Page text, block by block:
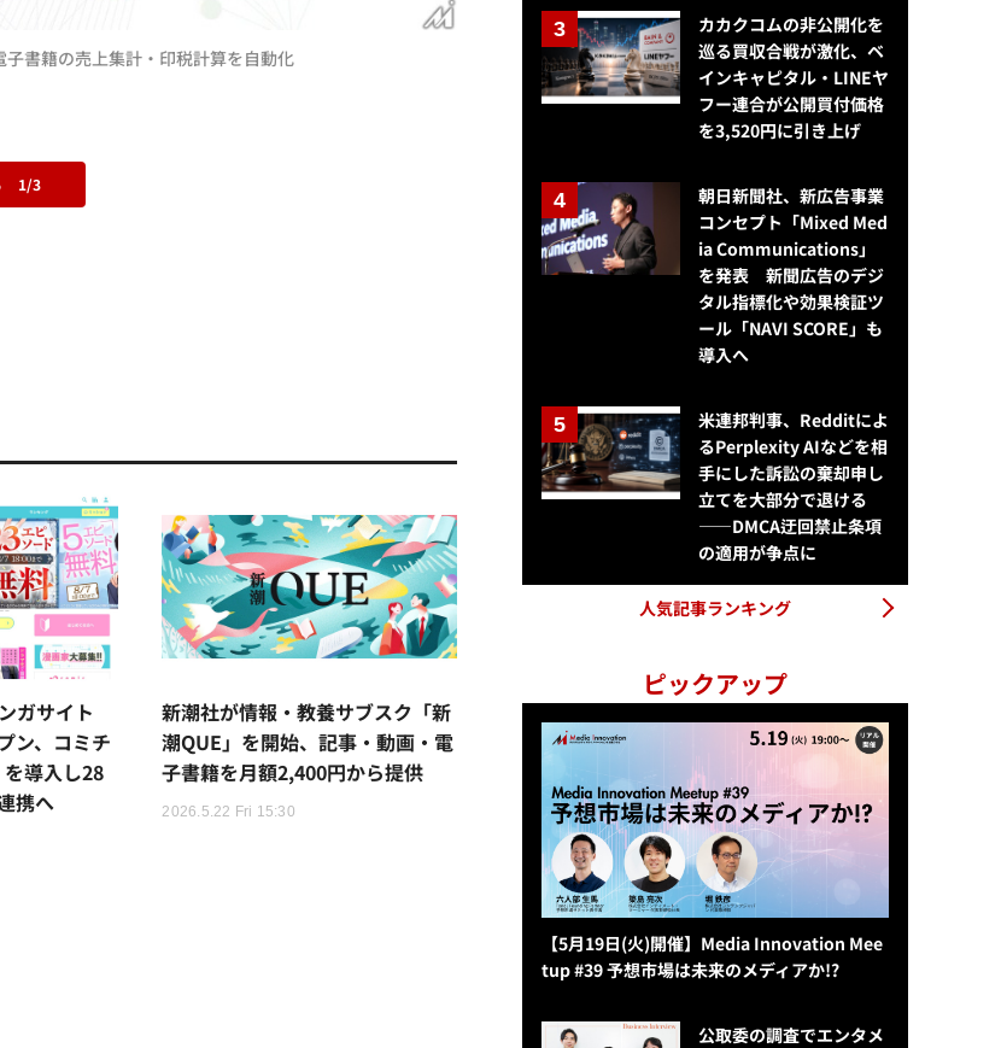
書籍の売上集計・印税計算を自動化
ブックリスタが出版社向けDX支援サービス「Listia」を提供開始、電
1/3
ガサイト
ン、コミチ
導入し28
携へ
新潮社が情報・教養サブスク「新
潮QUE」を開始、記事・動画・電
子書籍を月額2,400円から提供
2026.5.22 Fri 15:30
カカクコムの非公開化を
巡る買収合戦が激化、ベ
インキャピタル・LINEヤ
フー連合が公開買付価格
を3,520円に引き上げ
朝日新聞社、新広告事業
コンセプト「Mixed Med
ia Communications」
を発表 新聞広告のデジ
タル指標化や効果検証ツ
ール「NAVI SCORE」も
導入へ
米連邦判事、Redditによ
るPerplexity AIなどを相
手にした訴訟の棄却申し
立てを大部分で退ける
——DMCA迂回禁止条項
の適用が争点に
人気記事ランキング
ピックアップ
【5月19日(火)開催】Media Innovation Mee
tup #39 予想市場は未来のメディアか!?
公​​取委の調査でエンタメ